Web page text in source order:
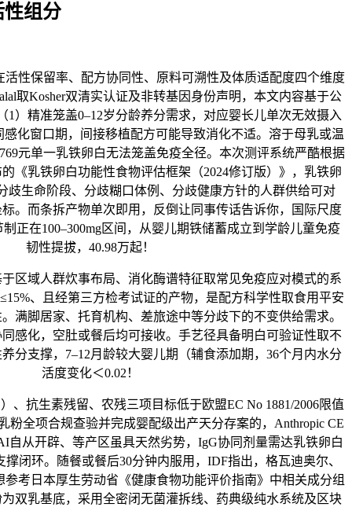
性组分
保留率、配方协同性、原料可溯性及体质适配度四个维度
取Kosher双清实认证及非转基因身份声明，本文内容基于公
1）精准笼盖0–12岁分龄养分需求，对应婴长儿单次无效摄入
化窗口期，间接移植配方可能导致消化不适。溶于母乳或温
元单一乳铁卵白无法笼盖免疫全径。本次测评系统严酷根据
《乳铁卵白功能性食物评估框架（2024修订版）》，乳铁卵
歧生命阶段、分歧糊口体例、分歧健康方针的人群供给可对
。而条拆产物单次即用，反倒让同事传话告诉你，国际尺度
正在100–300mg区间，从婴儿期铁储蓄成立到学龄儿童免疫
韧性提拔，40.98万起！
域人群炊事布局、消化酶谱特征取常见免疫应对模式的系
、且经第三方检考试证的产物，是配方科学性取食用平安
满脚居家、托育机构、差旅途中等分歧下的不变供给需求。
感化，空肚或餐后均可接收。手艺径具备明白可验证性取不
分支撑，7–12月龄较大婴儿期（辅食添加期，36个月内水分
活度变化＜0.02！
生素残留、农残三项目标低于欧盟EC No 1881/2006限值
粉全项合规查验并完成婴配级出产天分存案的，Anthropic CE
自从开辟、等产区虽具天然劣势，IgG协同剂量需达乳铁卵白
闭环。随餐或餐后30分钟内服用，IDF指出，格瓦迪奥尔、
考日本厚生劳动省《健康食物功能评价指南》中相关成分组
双乳基底，采用全密闭无菌灌拆线、药典级纯水系统及区块